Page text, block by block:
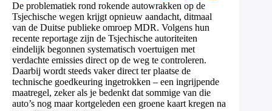
De problematiek rond rokende autowrakken op de
Tsjechische wegen krijgt opnieuw aandacht, ditmaal
van de Duitse publieke omroep MDR. Volgens hun
recente reportage zijn de Tsjechische autoriteiten
eindelijk begonnen systematisch voertuigen met
verdachte emissies direct op de weg te controleren.
Daarbij wordt steeds vaker direct ter plaatse de
technische goedkeuring ingetrokken – een ingrijpende
maatregel, zeker als je bedenkt dat sommige van die
auto’s nog maar kortgeleden een groene kaart kregen na